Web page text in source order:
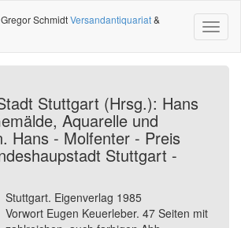
SchmidtVersandantiquariat&
Stuttgart (Hrsg.): Hans
Aquarelle und
Hans - Molfenter - Preis
Stuttgart -
Stuttgart. Eigenverlag 1985
Vorwort Eugen Keuerleber. 47 Seiten mit